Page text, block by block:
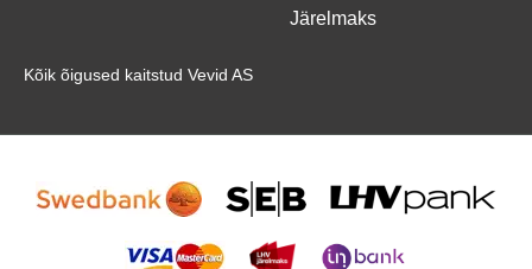
Järelmaks
Kõik õigused kaitstud Vevid AS